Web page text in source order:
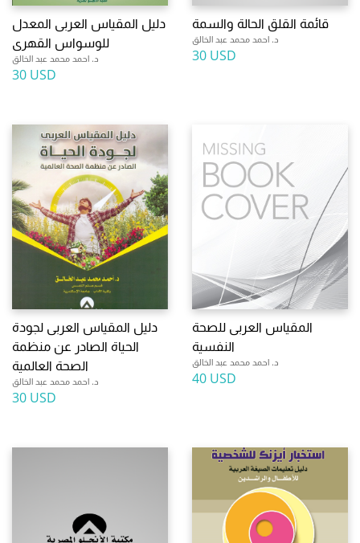
دليل المقياس العربى المعدل
للوسواس القهرى
د. احمد محمد عبد الخالق
30 USD
قائمة القلق الحالة والسمة
د. احمد محمد عبد الخالق
30 USD
دليل المقياس العربى لجودة
الحياة الصادر عن منظمة
الصحة العالمية
د. احمد محمد عبد الخالق
30 USD
المقياس العربى للصحة
النفسية
د. احمد محمد عبد الخالق
40 USD